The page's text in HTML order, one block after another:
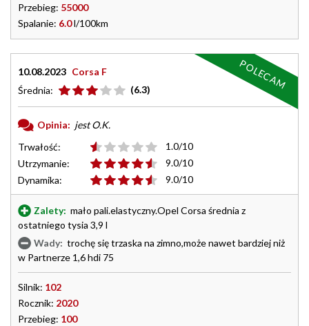
Przebieg: 55000
Spalanie: 6.0l/100km
10.08.2023 Corsa F
Średnia:
(6.3)
Opinia: jest O.K.
Trwałość:
1.0/10
Utrzymanie:
9.0/10
Dynamika:
9.0/10
Zalety: mało pali.elastyczny.Opel Corsa średnia z
ostatniego tysia 3,9 l
Wady: trochę się trzaska na zimno,może nawet bardziej niż
w Partnerze 1,6 hdi 75
Silnik: 102
Rocznik: 2020
Przebieg: 100
POLECAM